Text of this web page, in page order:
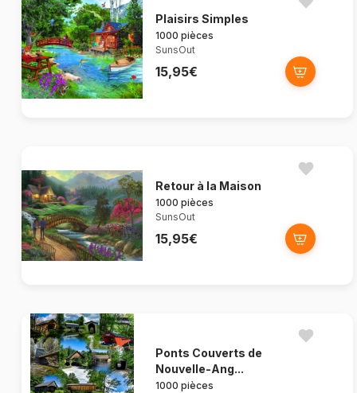
Plaisirs Simples
1000 pièces
SunsOut
15,95€
Retour à la Maison
1000 pièces
SunsOut
15,95€
Ponts Couverts de
Nouvelle-Ang...
1000 pièces